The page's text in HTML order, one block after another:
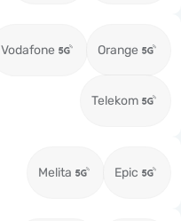
Vodafone Orange
Telekom
Melita Epic